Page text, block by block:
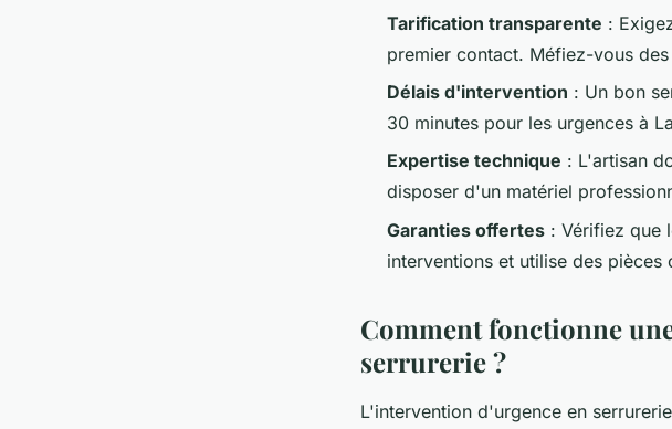
Tarification transparente :
premier contact. Méfiez-vous
Délais d'intervention : Un bon
30 minutes pour les urgences à
Expertise technique : L'artisan
disposer d'un matériel
Garanties offertes : Vérifiez que
interventions et utilise des
Comment fonctionne
serrurerie ?
L'intervention d'urgence en